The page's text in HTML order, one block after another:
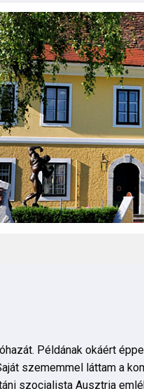
Példának okáért
szememmel láttam a
szocialista Ausztria